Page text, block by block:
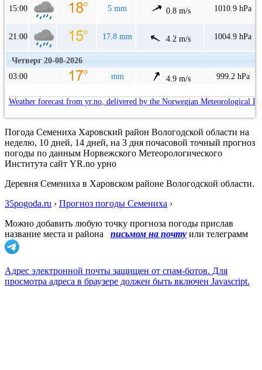
15:00 5 mm 0.8 m/s 1010.9 hPa
21:00 17.8 mm 4.2 m/s 1004.9 hPa
Четверг 20-08-2026
03:00
mm 4.9 m/s 999.2 hPa
Weather forecast from yr.no, delivered by the Norwegian Meteorological
Погода Семениха Харовский район Вологодской области на
неделю, 10 дней, 14 дней, на 3 дня почасовой точный прогноз
погоды по данным Норвежского Метеорологического
Института сайт YR.no урно
Деревня Семениха в Харовском районе Вологодской области.
35pogoda.ru › Прогноз погоды Семениха ›
Можно добавить любую точку прогноза погоды прислав
название места и района
письмом на почту или телеграмм
Адрес электронной почты защищен от спам-ботов. Для
просмотра адреса в браузере должен быть включен Javascript.